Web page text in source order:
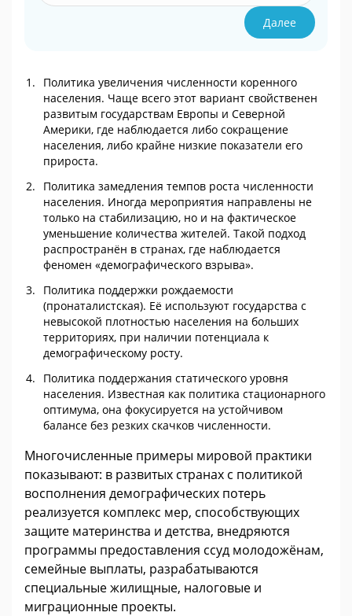
Далее
Политика увеличения численности коренного
населения. Чаще всего этот вариант свойственен
развитым государствам Европы и Северной
Америки, где наблюдается либо сокращение
населения, либо крайне низкие показатели его
прироста.
Политика замедления темпов роста численности
населения. Иногда мероприятия направлены не
только на стабилизацию, но и на фактическое
уменьшение количества жителей. Такой подход
распространён в странах, где наблюдается
феномен «демографического взрыва».
Политика поддержки рождаемости
(пронаталистская). Её используют государства с
невысокой плотностью населения на больших
территориях, при наличии потенциала к
демографическому росту.
Политика поддержания статического уровня
населения. Известная как политика стационарного
оптимума, она фокусируется на устойчивом
балансе без резких скачков численности.
Многочисленные примеры мировой практики
показывают: в развитых странах с политикой
восполнения демографических потерь
реализуется комплекс мер, способствующих
защите материнства и детства, внедряются
программы предоставления ссуд молодожёнам,
семейные выплаты, разрабатываются
специальные жилищные, налоговые и
миграционные проекты.